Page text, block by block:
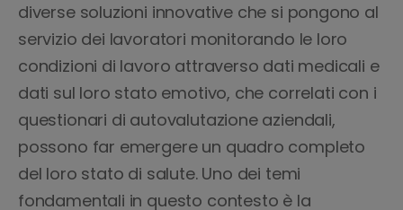
diverse soluzioni innovative che si pongono al
servizio dei lavoratori monitorando le loro
condizioni di lavoro attraverso dati medicali e
dati sul loro stato emotivo, che correlati con i
questionari di autovalutazione aziendali,
possono far emergere un quadro completo
del loro stato di salute. Uno dei temi
fondamentali in questo contesto è la